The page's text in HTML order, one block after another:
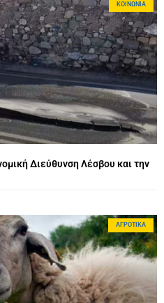
ΚΟΙΝΩΝΊΑ
Διεύθυνση Λέσβου και την
ΑΓΡΟΤΙΚΆ